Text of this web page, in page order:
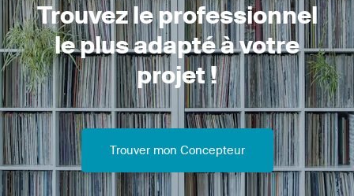
Trouvez le professionnel
le plus adapté à votre
projet !
Trouver mon Concepteur